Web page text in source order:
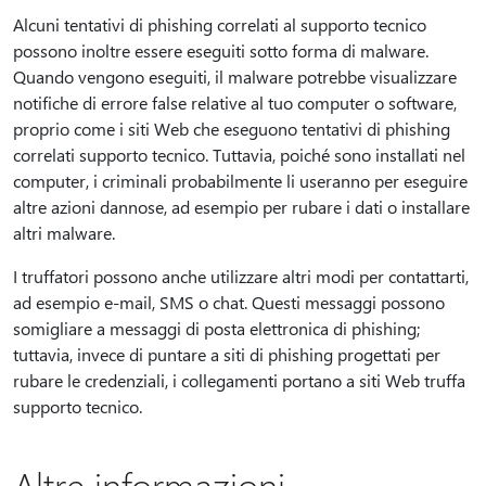
Alcuni tentativi di phishing correlati al supporto tecnico
possono inoltre essere eseguiti sotto forma di malware.
Quando vengono eseguiti, il malware potrebbe visualizzare
notifiche di errore false relative al tuo computer o software,
proprio come i siti Web che eseguono tentativi di phishing
correlati supporto tecnico. Tuttavia, poiché sono installati nel
computer, i criminali probabilmente li useranno per eseguire
altre azioni dannose, ad esempio per rubare i dati o installare
altri malware.
I truffatori possono anche utilizzare altri modi per contattarti,
ad esempio e-mail, SMS o chat. Questi messaggi possono
somigliare a messaggi di posta elettronica di phishing;
tuttavia, invece di puntare a siti di phishing progettati per
rubare le credenziali, i collegamenti portano a siti Web truffa
supporto tecnico.